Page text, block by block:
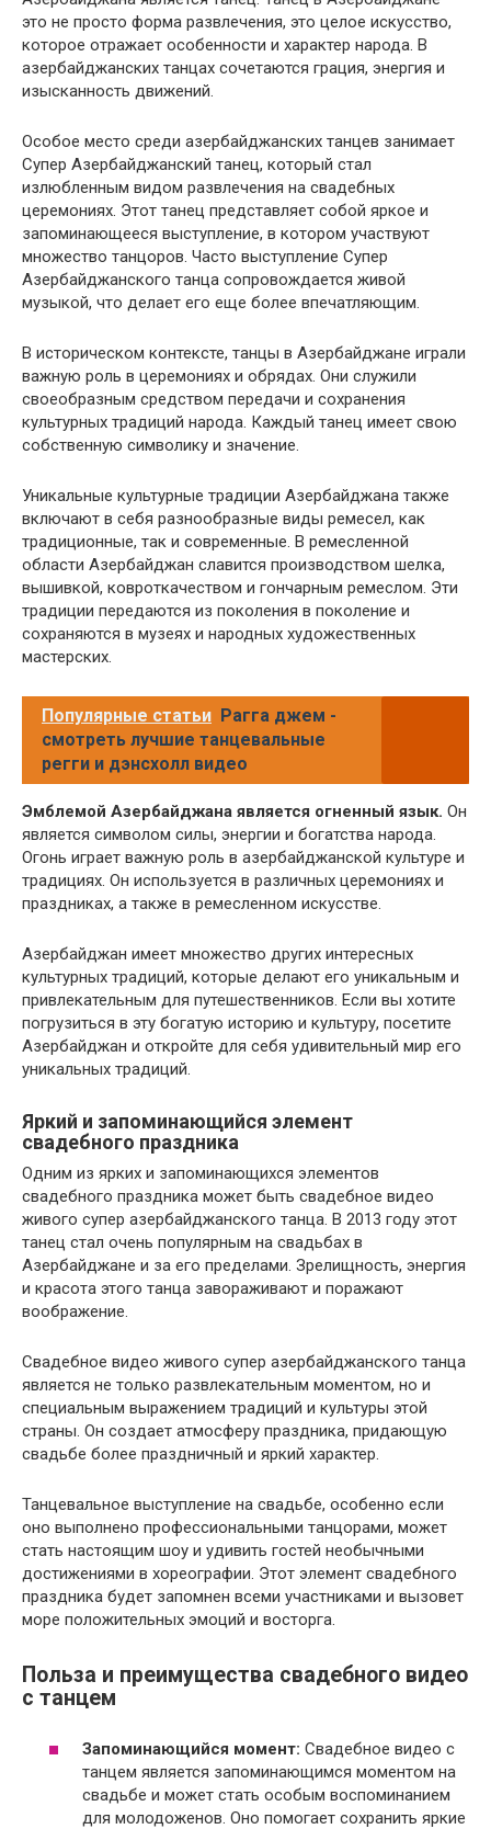
это не просто форма развлечения, это целое искусство,
которое отражает особенности и характер народа. В
азербайджанских танцах сочетаются грация, энергия и
изысканность движений.
Особое место среди азербайджанских танцев занимает
Супер Азербайджанский танец, который стал
излюбленным видом развлечения на свадебных
церемониях. Этот танец представляет собой яркое и
запоминающееся выступление, в котором участвуют
множество танцоров. Часто выступление Супер
Азербайджанского танца сопровождается живой
музыкой, что делает его еще более впечатляющим.
В историческом контексте, танцы в Азербайджане играли
важную роль в церемониях и обрядах. Они служили
своеобразным средством передачи и сохранения
культурных традиций народа. Каждый танец имеет свою
собственную символику и значение.
Уникальные культурные традиции Азербайджана также
включают в себя разнообразные виды ремесел, как
традиционные, так и современные. В ремесленной
области Азербайджан славится производством шелка,
вышивкой, ковроткачеством и гончарным ремеслом. Эти
традиции передаются из поколения в поколение и
сохраняются в музеях и народных художественных
мастерских.
Популярные статьи Рагга джем -
смотреть лучшие танцевальные
регги и дэнсхолл видео
Эмблемой Азербайджана является огненный язык. Он
является символом силы, энергии и богатства народа.
Огонь играет важную роль в азербайджанской культуре и
традициях. Он используется в различных церемониях и
праздниках, а также в ремесленном искусстве.
Азербайджан имеет множество других интересных
культурных традиций, которые делают его уникальным и
привлекательным для путешественников. Если вы хотите
погрузиться в эту богатую историю и культуру, посетите
Азербайджан и откройте для себя удивительный мир его
уникальных традиций.
Яркий и запоминающийся элемент
свадебного праздника
Одним из ярких и запоминающихся элементов
свадебного праздника может быть свадебное видео
живого супер азербайджанского танца. В 2013 году этот
танец стал очень популярным на свадьбах в
Азербайджане и за его пределами. Зрелищность, энергия
и красота этого танца завораживают и поражают
воображение.
Свадебное видео живого супер азербайджанского танца
является не только развлекательным моментом, но и
специальным выражением традиций и культуры этой
страны. Он создает атмосферу праздника, придающую
свадьбе более праздничный и яркий характер.
Танцевальное выступление на свадьбе, особенно если
оно выполнено профессиональными танцорами, может
стать настоящим шоу и удивить гостей необычными
достижениями в хореографии. Этот элемент свадебного
праздника будет запомнен всеми участниками и вызовет
море положительных эмоций и восторга.
Польза и преимущества свадебного видео
с танцем
Запоминающийся момент: Свадебное видео с
танцем является запоминающимся моментом на
свадьбе и может стать особым воспоминанием
для молодоженов. Оно помогает сохранить яркие